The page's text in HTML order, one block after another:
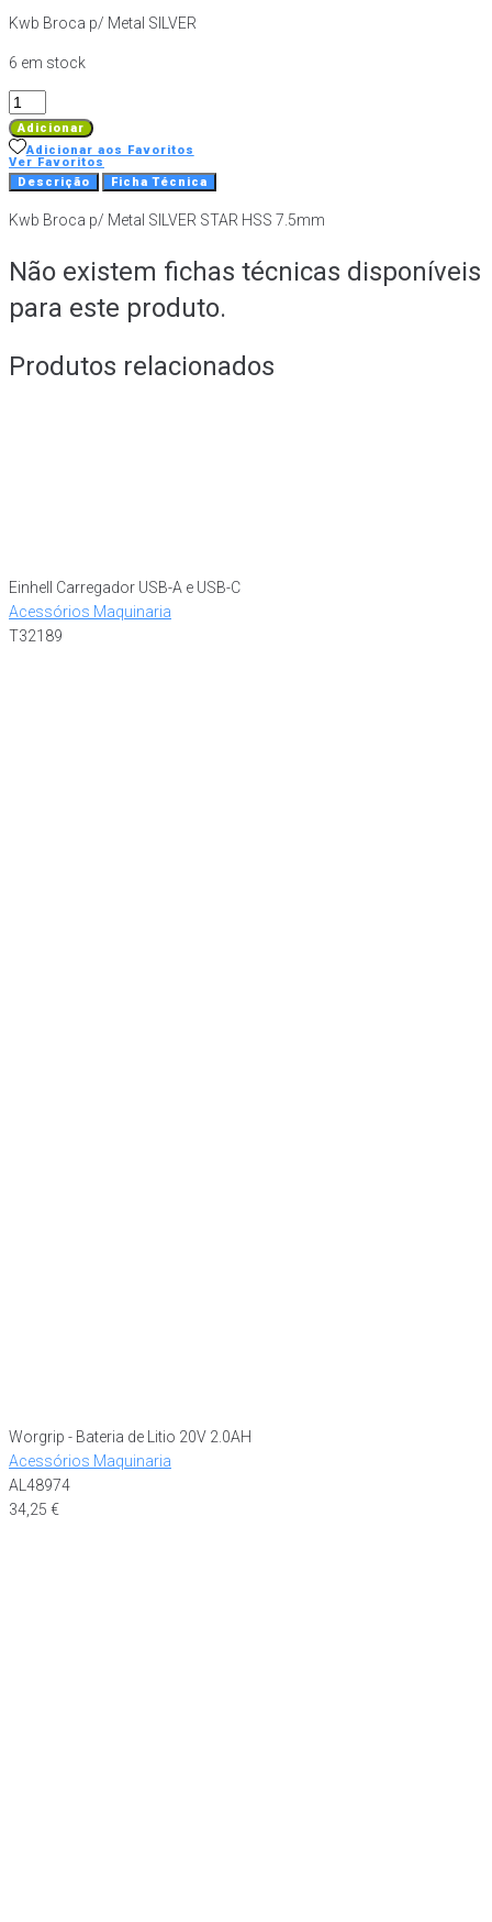
Kwb Broca p/ Metal SILVER
6 em stock
Quantidade
de
Broca
Silver
HSS
7,5
SB
Adicionar
Adicionar aos Favoritos
Ver Favoritos
Descrição
Ficha Técnica
Kwb Broca p/ Metal SILVER STAR HSS 7.5mm
Não existem fichas técnicas disponíveis
para este produto.
Produtos relacionados
Einhell Carregador USB-A e USB-C
Acessórios Maquinaria
T32189
Worgrip - Bateria de Litio 20V 2.0AH
Acessórios Maquinaria
AL48974
34,25 €